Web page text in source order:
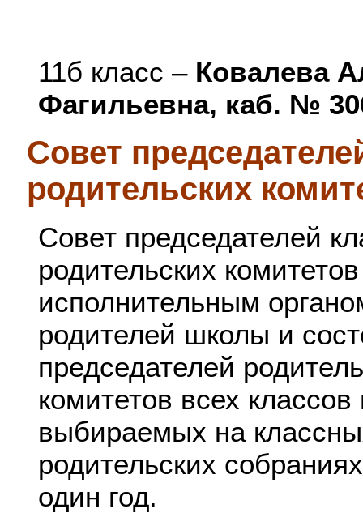
11б класс – Ковалева
Фагильевна, каб. №
Совет
родительских
Совет председателей
родительских
исполнительным
родителей школы и
председателей
комитетов всех
выбираемых на
родительских
один год.